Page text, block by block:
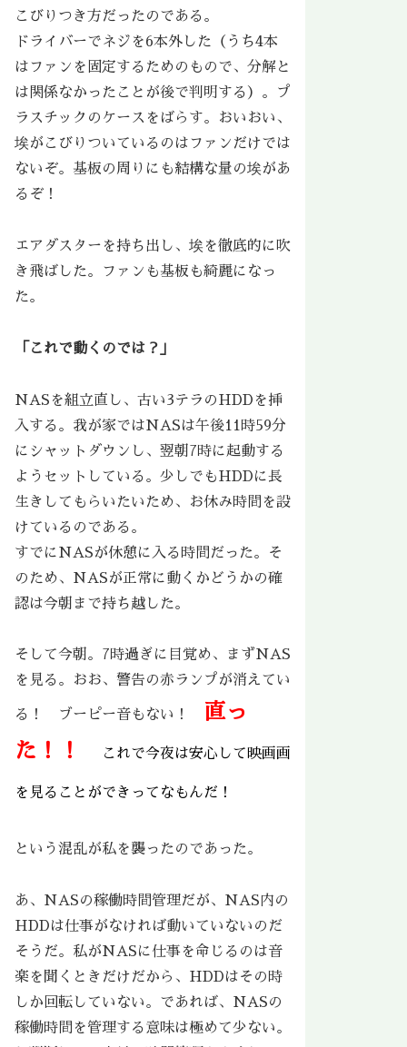
こびりつき方だったのである。
ドライバーでネジを6本外した（うち4本
はファンを固定するためのもので、分解と
は関係なかったことが後で判明する）。プ
ラスチックのケースをばらす。おいおい、
埃がこびりついているのはファンだけでは
ないぞ。基板の周りにも結構な量の埃があ
るぞ！
エアダスターを持ち出し、埃を徹底的に吹
き飛ばした。ファンも基板も綺麗になっ
た。
「これで動くのでは？」
NASを組立直し、古い3テラのHDDを挿
入する。我が家ではNASは午後11時59分
にシャットダウンし、翌朝7時に起動する
ようセットしている。少しでもHDDに長
生きしてもらいたいため、お休み時間を設
けているのである。
すでにNASが休憩に入る時間だった。そ
のため、NASが正常に動くかどうかの確
認は今朝まで持ち越した。
そして今朝。7時過ぎに目覚め、まずNAS
を見る。おお、警告の赤ランプが消えてい
る！ ブーピー音もない！
直っ
た！！
これで今夜は安心して映画画
を見ることができってなもんだ！
という混乱が私を襲ったのであった。
あ、NASの稼働時間管理だが、NAS内の
HDDは仕事がなければ動いていないのだ
そうだ。私がNASに仕事を命じるのは音
楽を聞くときだけだから、HDDはその時
しか回転していない。であれば、NASの
稼働時間を管理する意味は極めて少ない。